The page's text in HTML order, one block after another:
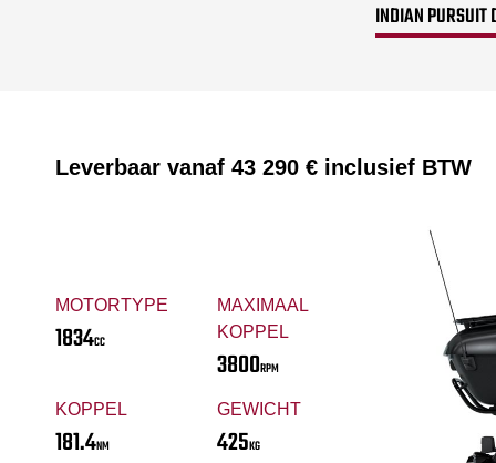
INDIAN PURSUIT
Leverbaar vanaf 43 290 € inclusief BTW
MOTORTYPE
1834CC
MAXIMAAL
KOPPEL
3800RPM
KOPPEL
181.4NM
GEWICHT
425KG